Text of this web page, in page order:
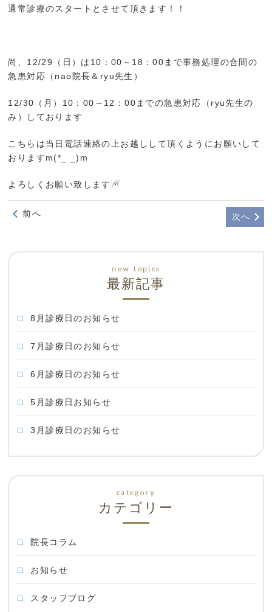
通常診療のスタートとさせて頂きます！！
尚、12/29（日）は10：00～18：00まで事務処理の合間の
急患対応（nao院長＆ryu先生）
12/30（月）10：00～12：00までの急患対応（ryu先生の
み）しております
こちらは当日電話連絡の上お越しして頂くようにお願いして
おりますm(*_ _)m
よろしくお願い致します☃︎
前へ 次へ
最新記事
8月診療日のお知らせ
7月診療日のお知らせ
6月診療日のお知らせ
5月診療日お知らせ
3月診療日のお知らせ
カテゴリー
院長コラム
お知らせ
スタッフブログ